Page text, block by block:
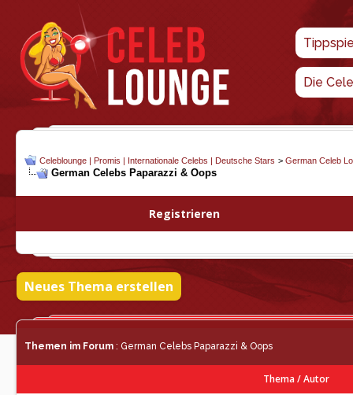
Die
Celeblounge | Promis | Internationale Celebs | Deutsche Stars > German Celeb
German Celebs Paparazzi & Oops
Registrieren
Neues Thema erstellen
Themen im Forum : German Celebs Paparazzi & Oops
Thema/Autor